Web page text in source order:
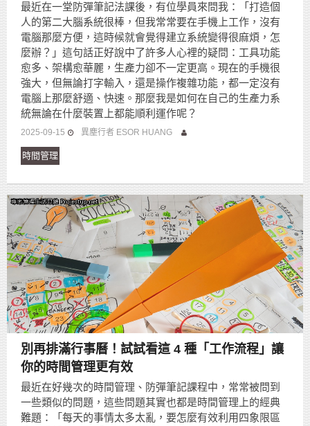
最近在一堂防彈筆記法課後，有位學員來問我：「打造個
人的第二大腦系統很棒，但我常常要在手機上工作，沒有
電腦那麼方便，這時候就會覺得建立系統變得很麻煩，怎
麼辦？」這句話正好說中了許多人心裡的疑問：工具功能
愈多、架構愈華麗，生產力卻不一定更高。現在的手機很
強大，但無論打字輸入，還是操作複雜功能，都一定沒有
電腦上那麼舒適、快速。那麼我是如何在自己的生產力系
統無論在什麼裝置上都能順利運作呢？
2025-09-15 異塵行者 ESOR HUANG
時間管理
別再排滿行事曆！試試看這 4 種「工作流程」讓
你的時間管理更有效
最近在好幾次的時間管理、防彈筆記課程中，常常被問到
一些類似的問題，這些問題其實也都是時間管理上的經典
難題：「每天的事情太多太亂，要怎麼有效利用四象限區